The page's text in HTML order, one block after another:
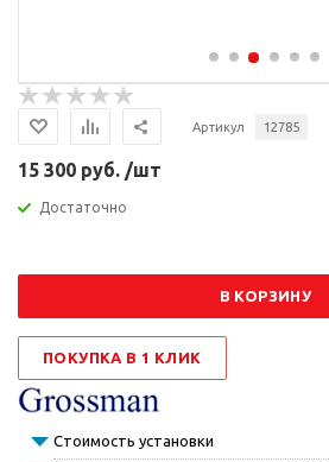
Артикул 12785
15 300 руб. /шт
Достаточно
В КОРЗИНУ
ПОКУПКА В 1 КЛИК
Стоимость установки